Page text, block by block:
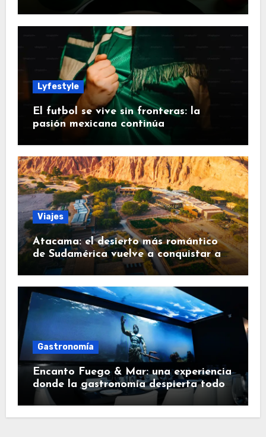
Lyfestyle
El futbol se vive sin fronteras: la
pasión mexicana continúa
Viajes
Atacama: el desierto más romántico
de Sudamérica vuelve a conquistar a
los viajeros
Gastronomía
Encanto Fuego & Mar: una experiencia
donde la gastronomía despierta todos
los sentidos